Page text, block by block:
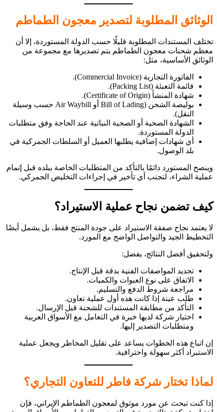
الوثائق المطلوبة لتصدير معجون الطماطم
تختلف المستندات المطلوبة قليلًا حسب الدولة المستوردة، إلا أن
معظم شحنات معجون الطماطم يتم تصديرها مع مجموعة من
الوثائق الأساسية، مثل:
الفاتورة التجارية (Commercial Invoice).
قائمة التعبئة (Packing List).
شهادة المنشأ (Certificate of Origin).
بوليصة الشحن (Bill of Lading أو Air Waybill حسب وسيلة
النقل).
الشهادة الصحية أو الصحية النباتية عند الحاجة وفق متطلبات
الدولة المستوردة.
أي شهادات إضافية يطلبها العميل أو السلطات الجمركية في
بلد الوصول.
وينصح المستورد دائمًا بالتأكد من المتطلبات الخاصة ببلده قبل إتمام
عملية الشراء، لتجنب أي تأخير في إجراءات التخليص الجمركي.
كيف تضمن نجاح عملية الاستيراد؟
لا يعتمد نجاح صفقة الاستيراد على جودة المنتج فقط، بل يشمل أيضًا
التخطيط الجيد والتواصل الواضح مع المورد.
ولتحقيق أفضل النتائج، يفضل:
تحديد المواصفات الفنية بدقة قبل الإنتاج.
الاتفاق على نوع العبوات والكميات.
مراجعة شروط الدفع والتسليم.
طلب عينة إذا كانت هذه أول عملية تعاون.
التأكد من مطابقة المستندات للشحنة قبل الإرسال.
اختيار شركة لديها خبرة في التعامل مع الأسواق العربية
ومتطلبات التصدير إليها.
إن اتباع هذه الخطوات يساعد على تقليل المخاطر ويجعل عملية
الاستيراد أكثر سهولة واحترافية.
لماذا تختار شركة فاطر للتعاون التجاري؟
إذا كنت تبحث عن مورد موثوق لمعجون الطماطم الإيراني، فإن